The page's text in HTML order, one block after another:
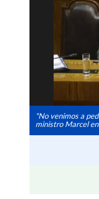
"No venimos a
ministro Marcel